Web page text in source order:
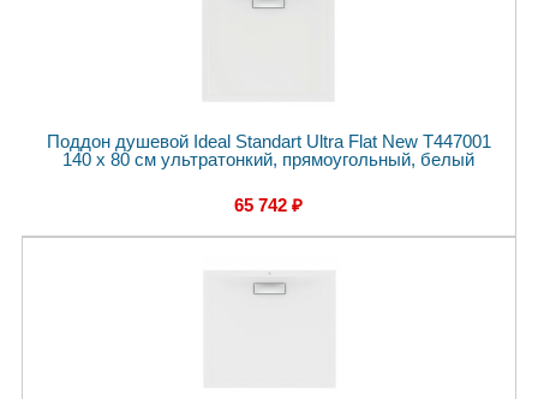
Поддон душевой Ideal Standart Ultra Flat New T447001
140 x 80 см ультратонкий, прямоугольный, белый
65 742 ₽